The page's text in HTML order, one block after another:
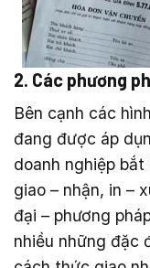
2. Các phương
Bên cạnh các
đang được áp
doanh nghiệp
giao – nhận, in –
đại – phương
nhiều những đặc